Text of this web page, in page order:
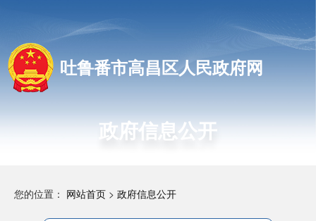
吐鲁番市高昌区人民政府网
政府信息公开
您的位置： 网站首页 > 政府信息公开